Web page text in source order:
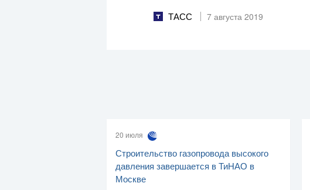
ТАСС 7 августа 2019
20 июля
Строительство газопровода высокого
давления завершается в ТиНАО в
Москве